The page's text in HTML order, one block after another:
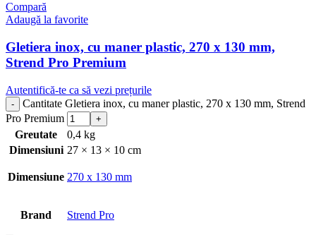
Compară
Adaugă la favorite
Gletiera inox, cu maner plastic, 270 x 130 mm,
Strend Pro Premium
Autentifică-te ca să vezi prețurile
Cantitate Gletiera inox, cu maner plastic, 270 x 130 mm, Strend
Pro Premium
Greutate
0,4 kg
Dimensiuni 27 × 13 × 10 cm
Dimensiune 270 x 130 mm
Brand Strend Pro